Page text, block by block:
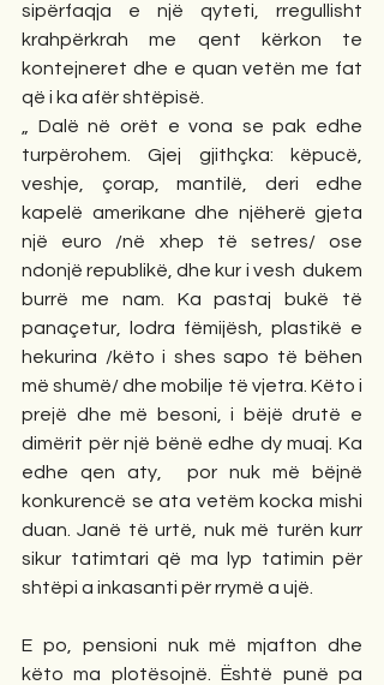
sipërfaqja e një qyteti, rregullisht
krahpërkrah me qent kërkon te
kontejneret dhe e quan vetën me fat
që i ka afër shtëpisë.
„ Dalë në orët e vona se pak edhe
turpërohem. Gjej gjithçka: këpucë,
veshje, çorap, mantilë, deri edhe
kapelë amerikane dhe njëherë gjeta
një euro /në xhep të setres/ ose
ndonjë republikë, dhe kur i vesh  dukem
burrë me nam. Ka pastaj bukë të
panaçetur, lodra fëmijësh, plastikë e
hekurina /këto i shes sapo të bëhen
më shumë/ dhe mobilje të vjetra. Këto i
prejë dhe më besoni, i bëjë drutë e
dimërit për një bënë edhe dy muaj. Ka
edhe qen aty,  por nuk më bëjnë
konkurencë se ata vetëm kocka mishi
duan. Janë të urtë, nuk më turën kurr
sikur tatimtari që ma lyp tatimin për
shtëpi a inkasanti për rrymë a ujë.
E po, pensioni nuk më mjafton dhe
këto ma plotësojnë. Është punë pa